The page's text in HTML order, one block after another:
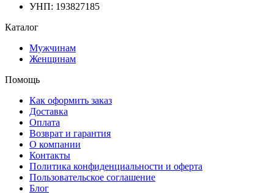
УНП: 193827185
Каталог
Мужчинам
Женщинам
Помощь
Как оформить заказ
Доставка
Оплата
Возврат и гарантия
О компании
Контакты
Политика конфиденциальности и оферта
Пользовательское соглашение
Блог